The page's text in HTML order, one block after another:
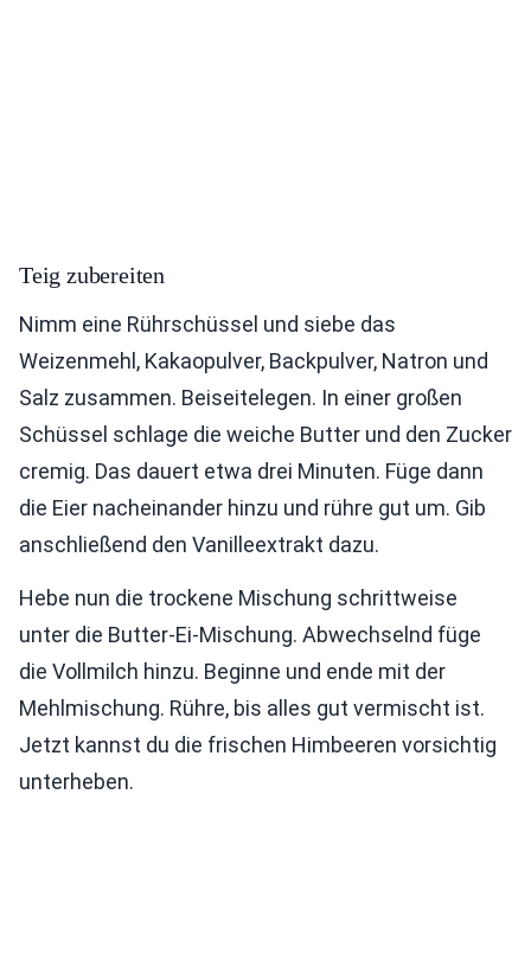
Teig zubereiten
Nimm eine Rührschüssel und siebe das
Weizenmehl, Kakaopulver, Backpulver, Natron und
Salz zusammen. Beiseitelegen. In einer großen
Schüssel schlage die weiche Butter und den Zucker
cremig. Das dauert etwa drei Minuten. Füge dann
die Eier nacheinander hinzu und rühre gut um. Gib
anschließend den Vanilleextrakt dazu.
Hebe nun die trockene Mischung schrittweise
unter die Butter-Ei-Mischung. Abwechselnd füge
die Vollmilch hinzu. Beginne und ende mit der
Mehlmischung. Rühre, bis alles gut vermischt ist.
Jetzt kannst du die frischen Himbeeren vorsichtig
unterheben.